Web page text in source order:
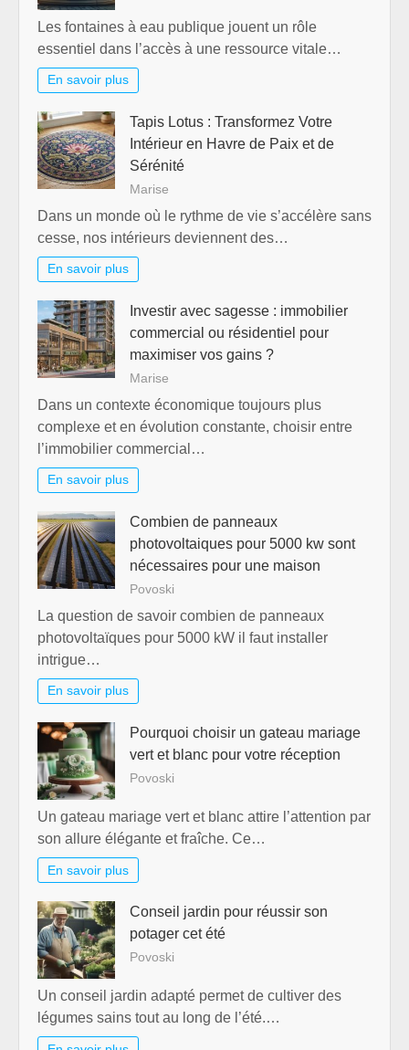
Les fontaines à eau publique jouent un rôle
essentiel dans l’accès à une ressource vitale…
En savoir plus
Tapis Lotus : Transformez Votre
Intérieur en Havre de Paix et de
Sérénité
Marise
Dans un monde où le rythme de vie s’accélère sans
cesse, nos intérieurs deviennent des…
En savoir plus
Investir avec sagesse : immobilier
commercial ou résidentiel pour
maximiser vos gains ?
Marise
Dans un contexte économique toujours plus
complexe et en évolution constante, choisir entre
l’immobilier commercial…
En savoir plus
Combien de panneaux
photovoltaiques pour 5000 kw sont
nécessaires pour une maison
Povoski
La question de savoir combien de panneaux
photovoltaïques pour 5000 kW il faut installer
intrigue…
En savoir plus
Pourquoi choisir un gateau mariage
vert et blanc pour votre réception
Povoski
Un gateau mariage vert et blanc attire l’attention par
son allure élégante et fraîche. Ce…
En savoir plus
Conseil jardin pour réussir son
potager cet été
Povoski
Un conseil jardin adapté permet de cultiver des
légumes sains tout au long de l’été.…